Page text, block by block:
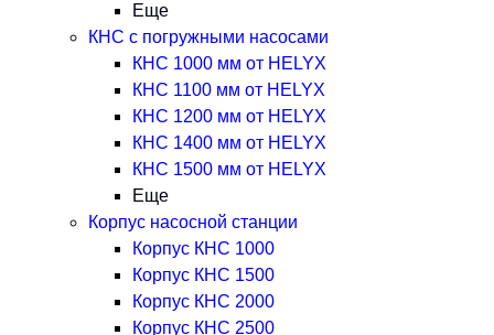
Еще
КНС с погружными насосами
КНС 1000 мм от HELYX
КНС 1100 мм от HELYX
КНС 1200 мм от HELYX
КНС 1400 мм от HELYX
КНС 1500 мм от HELYX
Еще
Корпус насосной станции
Корпус КНС 1000
Корпус КНС 1500
Корпус КНС 2000
Корпус КНС 2500